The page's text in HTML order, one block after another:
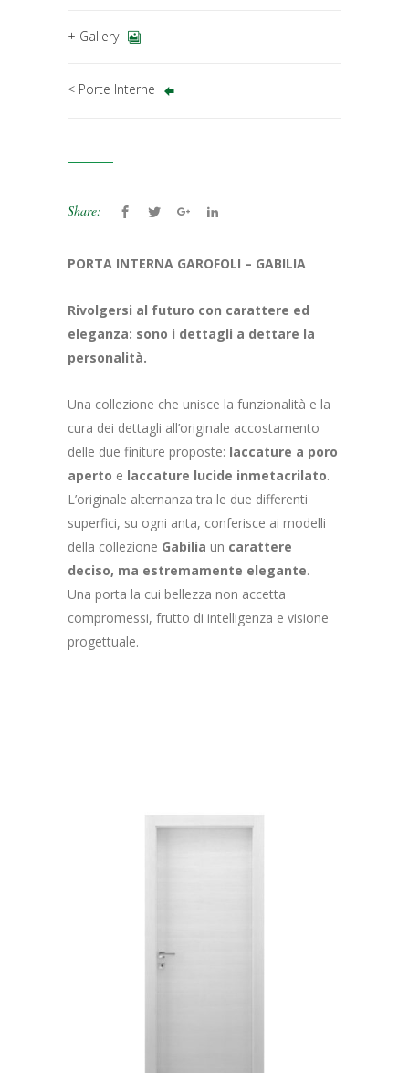
+ Gallery
< Porte Interne
Share:
PORTA INTERNA GAROFOLI – GABILIA
Rivolgersi al futuro con carattere ed
eleganza: sono i dettagli a dettare la
personalità.
Una collezione che unisce la funzionalità e la
cura dei dettagli all’originale accostamento
delle due finiture proposte: laccature a poro
aperto e laccature lucide inmetacrilato.
L’originale alternanza tra le due differenti
superfici, su ogni anta, conferisce ai modelli
della collezione Gabilia un carattere
deciso, ma estremamente elegante.
Una porta la cui bellezza non accetta
compromessi, frutto di intelligenza e visione
progettuale.